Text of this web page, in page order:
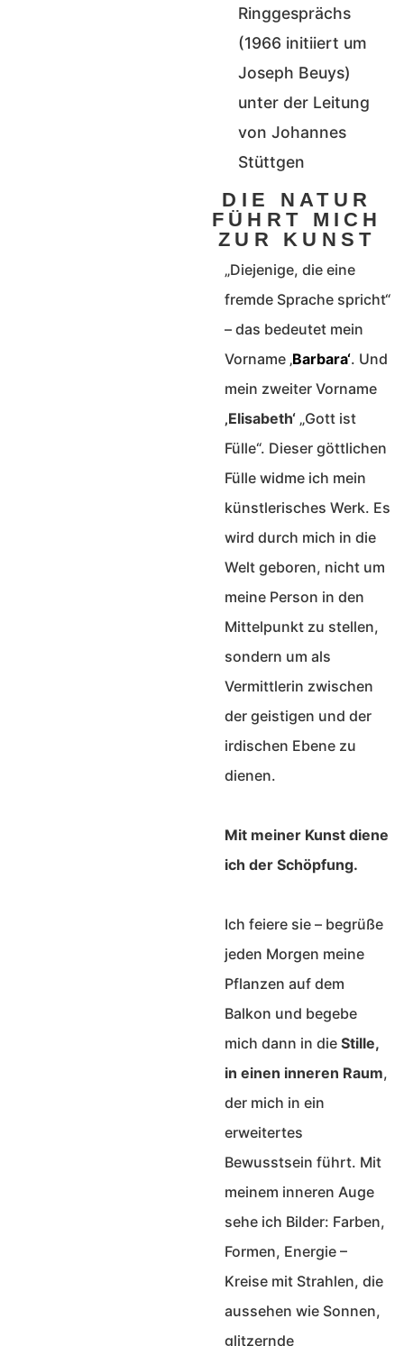
Ringgesprächs
(1966 initiiert um
Joseph Beuys)
unter der Leitung
von Johannes
Stüttgen
DIE NATUR
FÜHRT MICH
ZUR KUNST
„Diejenige, die eine
fremde Sprache spricht“
– das bedeutet mein
Vorname ‚Barbara‘. Und
mein zweiter Vorname
‚Elisabeth‘ „Gott ist
Fülle“. Dieser göttlichen
Fülle widme ich mein
künstlerisches Werk. Es
wird durch mich in die
Welt geboren, nicht um
meine Person in den
Mittelpunkt zu stellen,
sondern um als
Vermittlerin zwischen
der geistigen und der
irdischen Ebene zu
dienen.
Mit meiner Kunst diene
ich der Schöpfung.
Ich feiere sie – begrüße
jeden Morgen meine
Pflanzen auf dem
Balkon und begebe
mich dann in die Stille,
in einen inneren Raum,
der mich in ein
erweitertes
Bewusstsein führt. Mit
meinem inneren Auge
sehe ich Bilder: Farben,
Formen, Energie –
Kreise mit Strahlen, die
aussehen wie Sonnen,
glitzernde